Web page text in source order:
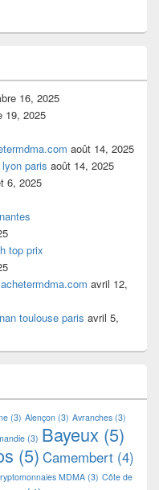
16, 2025
19, 2025
août 14, 2025
paris août 14, 2025
6, 2025
top prix
avril 12,
toulouse paris avril 5,
(3) Alençon (3) Avranches (3)
(3) Bayeux (5)
(5) Camembert (4)
MDMA (3) Côte de